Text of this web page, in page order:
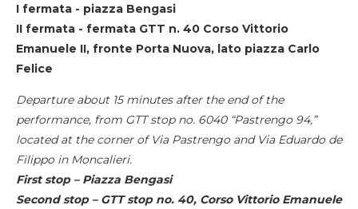
I fermata - piazza Bengasi
II fermata - fermata GTT n. 40 Corso Vittorio
Emanuele II, fronte Porta Nuova, lato piazza Carlo
Felice
Departure about 15 minutes after the end of the
performance, from GTT stop no. 6040 “Pastrengo 94,”
located at the corner of Via Pastrengo and Via Eduardo de
Filippo in Moncalieri.
First stop – Piazza Bengasi
Second stop – GTT stop no. 40, Corso Vittorio Emanuele